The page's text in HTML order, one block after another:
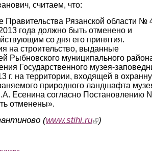
считаем, что:
Правительства Рязанской области №
года должно быть отменено и
со дня его принятия.
на строительство, выданные
Рыбновского муниципального
Государственного музея-
г. на территории, входящей в
природного ландшафта
Есенина согласно Постановлению
отменены».
(www.stihi.ru(link is external)
)